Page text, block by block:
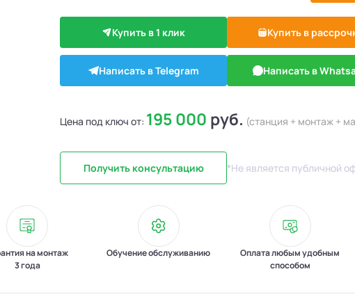
Купить в 1 клик Купить в
Написать в Telegram Написать в
Цена под ключ от: 195 000 руб. (станция + монтаж +
Получить консультацию *Не является публичной
на монтаж
3 года
Обучение обслуживанию
Оплата любым удобным
способом